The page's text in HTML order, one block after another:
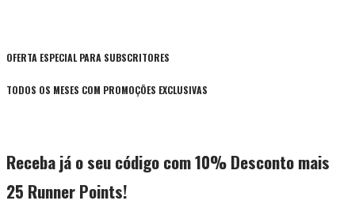
OFERTA ESPECIAL PARA SUBSCRITORES
TODOS OS MESES COM PROMOÇÕES EXCLUSIVAS
Receba já o seu código com 10% Desconto mais
25 Runner Points!